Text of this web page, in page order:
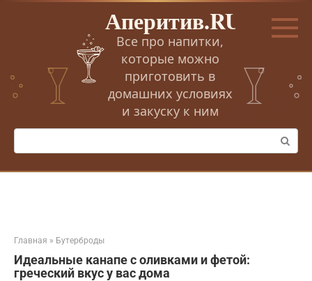
Перейти
Аперитив.RU
Все про напитки,
которые можно
приготовить в
домашних условиях
и закуску к ним
Поиск:
Главная » Бутерброды
Идеальные канапе с оливками и фетой:
греческий вкус у вас дома